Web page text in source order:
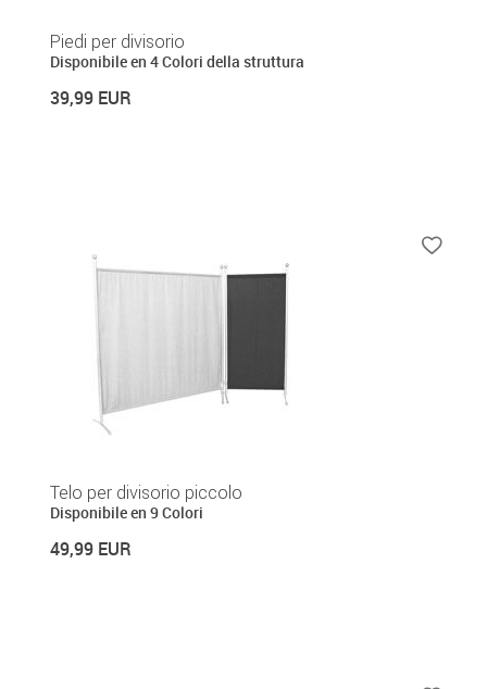
Piedi per divisorio
Disponibile en 4 Colori della struttura
39,99 EUR
Telo per divisorio piccolo
Disponibile en 9 Colori
49,99 EUR